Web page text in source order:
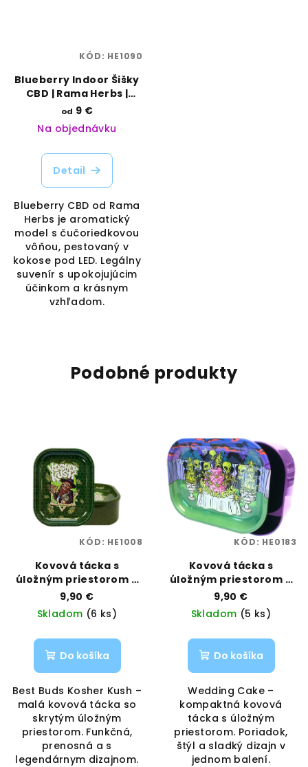
Blueberry Indoor Šišky
CBD | Rama Herbs |
Vaporama
od 9 €
Na objednávku
Detail
Blueberry CBD od Rama
Herbs je aromatický
model s čučoriedkovou
vôňou, pestovaný v
kokose pod LED. Legálny
suvenír s upokojujúcim
účinkom a krásnym
vzhľadom.
KÓD: HE1090
Podobné produkty
Kovová tácka s
úložným priestorom –
Kosher Kush, veľkosť
Small | Best Buds |
Vaporama
9,90 €
Skladom (6 ks)
Do košíka
Best Buds Kosher Kush –
malá kovová tácka so
skrytým úložným
priestorom. Funkčná,
prenosná a s
legendárnym dizajnom.
KÓD: HE1008
Kovová tácka s
úložným priestorom –
Wedding Cake, veľkosť
Small | Best Buds |
Vaporama
9,90 €
Skladom (5 ks)
Do košíka
Wedding Cake –
kompaktná kovová
tácka s úložným
priestorom. Poriadok,
štýl a sladký dizajn v
jednom balení.
KÓD: HE0183